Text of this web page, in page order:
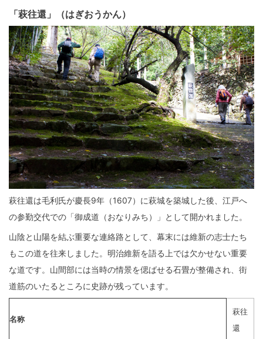
「萩往還」（はぎおうかん）
萩往還は毛利氏が慶長9年（1607）に萩城を築城した後、江戸へ
の参勤交代での「御成道（おなりみち）」として開かれました。
山陰と山陽を結ぶ重要な連絡路として、幕末には維新の志士たち
もこの道を往来しました。明治維新を語る上では欠かせない重要
な道です。山間部には当時の情景を偲ばせる石畳が整備され、街
道筋のいたるところに史跡が残っています。
名称
萩往
還